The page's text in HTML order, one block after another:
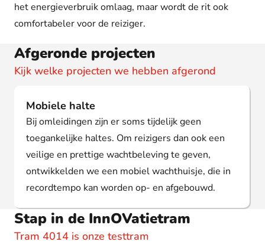
het energieverbruik omlaag, maar wordt de rit ook
comfortabeler voor de reiziger.
Afgeronde projecten
Kijk welke projecten we hebben afgerond
Mobiele halte
Bij omleidingen zijn er soms tijdelijk geen
toegankelijke haltes. Om reizigers dan ook een
veilige en prettige wachtbeleving te geven,
ontwikkelden we een mobiel wachthuisje, die in
recordtempo kan worden op- en afgebouwd.
Stap in de InnOVatietram
Tram 4014 is onze testtram